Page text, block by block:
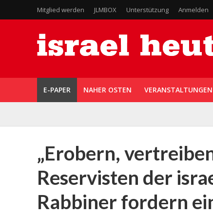
Mitglied werden JLMBOX Unterstützung Anmelden
E-PAPER NAHER OSTEN VERANSTALTUNGEN
„Erobern,
Reservisten der
Rabbiner fordern